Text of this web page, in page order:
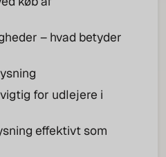
– hvad betyder
for udlejere i
effektivt som